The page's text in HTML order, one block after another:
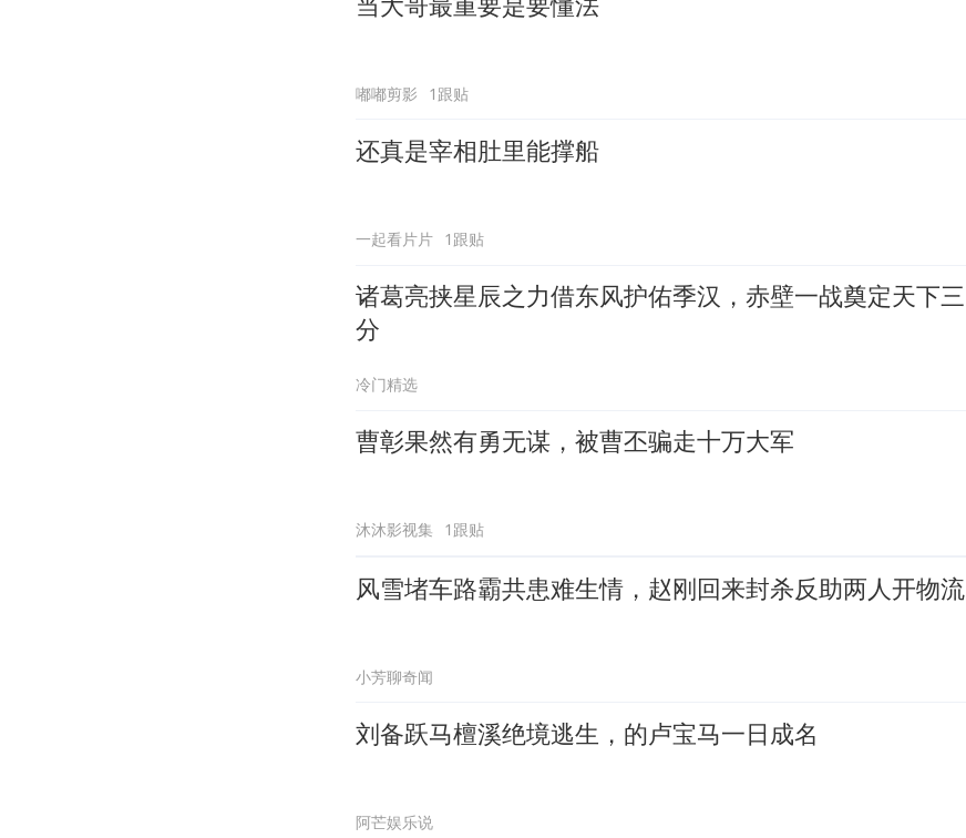
嘟嘟剪影 1跟贴
还真是宰相肚里能撑船
一起看片片 1跟贴
诸葛亮挟星辰之力借东风护佑季汉，赤壁一战奠定天下三
分
冷门精选
曹彰果然有勇无谋，被曹丕骗走十万大军
沐沐影视集 1跟贴
风雪堵车路霸共患难生情，赵刚回来封杀反助两人开物流
小芳聊奇闻
刘备跃马檀溪绝境逃生，的卢宝马一日成名
阿芒娱乐说